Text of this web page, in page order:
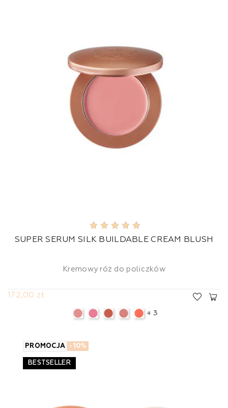
SUPER SERUM SILK BUILDABLE CREAM BLUSH
Kremowy róż do policzków
172,00 zł
+ 3
PROMOCJA -10%
BESTSELLER